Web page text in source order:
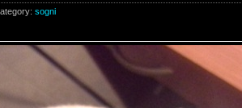
sogni